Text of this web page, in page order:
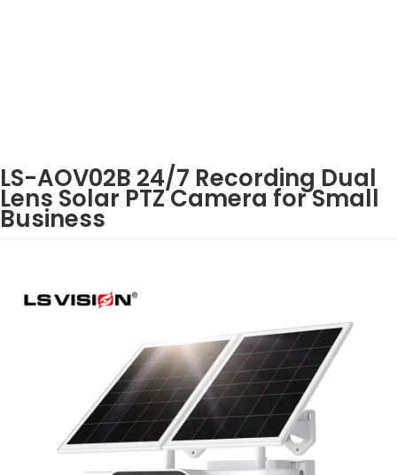
LS-AOV02B 24/7 Recording Dual
Lens Solar PTZ Camera for Small
Business